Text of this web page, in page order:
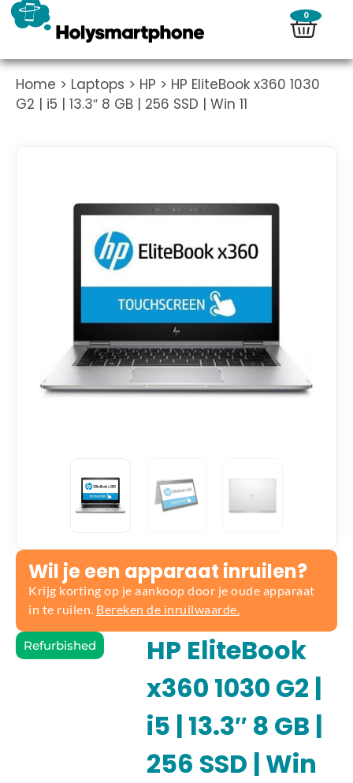
0
Home > Laptops > HP > HP EliteBook x360 1030
G2 | i5 | 13.3″ 8 GB | 256 SSD | Win 11
Wil je een apparaat inruilen?
Krijg korting op je aankoop door je oude apparaat
in te ruilen. Bereken de inruilwaarde.
Refurbished
HP EliteBook
x360 1030 G2 |
i5 | 13.3″ 8 GB |
256 SSD | Win